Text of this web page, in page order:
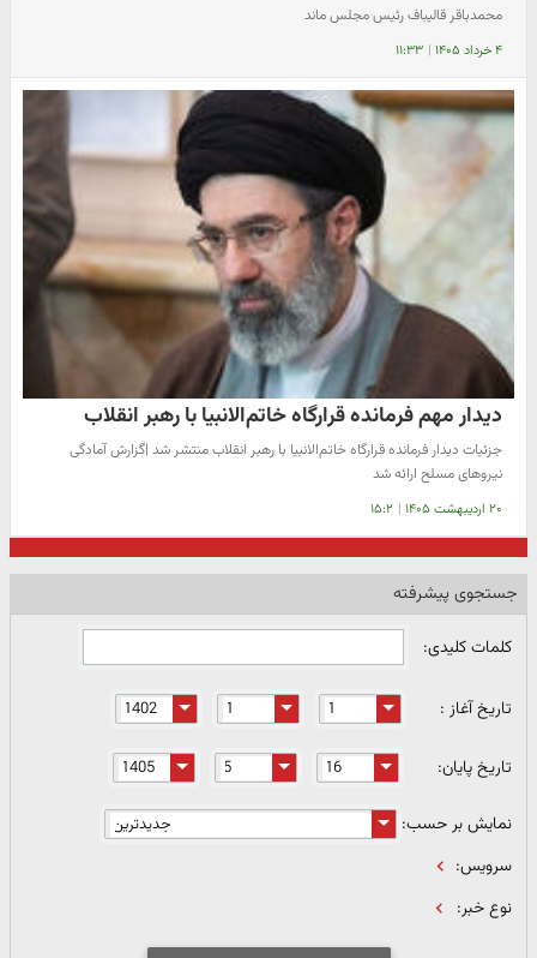
محمدباقر قالیباف رئیس مجلس ماند
۴ خرداد ۱۴۰۵ | ۱۱:۳۳
دیدار مهم فرمانده قرارگاه خاتم‌الانبیا با رهبر انقلاب
جزئیات دیدار فرمانده قرارگاه خاتم‌الانبیا با رهبر انقلاب منتشر شد |گزارش آمادگی
نیرو‌های مسلح ارائه شد
۲۰ اردیبهشت ۱۴۰۵ | ۱۵:۲
جستجوی پیشرفته
کلمات کلیدی:
تاریخ آغاز :
تاریخ پایان:
نمایش بر حسب:
سرویس:
نوع خبر: